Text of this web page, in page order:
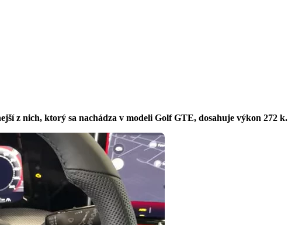
z nich, ktorý sa nachádza v modeli Golf GTE, dosahuje výkon 272 k.